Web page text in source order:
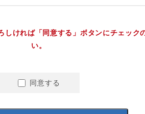
ければ「同意する」ボタンにチェック
い。
同意する